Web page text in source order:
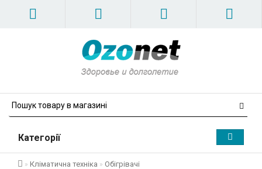
Категорії
Кліматична техніка Обігрівачі